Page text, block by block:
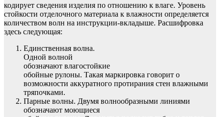
кодирует сведения изделия по отношению к влаге. Уровень
стойкости отделочного материала к влажности определяется
количеством волн на инструкции-вкладыше. Расшифровка
здесь следующая:
Единственная волна.
Одной волной
обозначают влагостойкие
обойные рулоны. Такая маркировка говорит о
возможности аккуратного протирания стен влажными
тряпочками.
Парные волны. Двумя волнообразными линиями
обозначают моющиеся